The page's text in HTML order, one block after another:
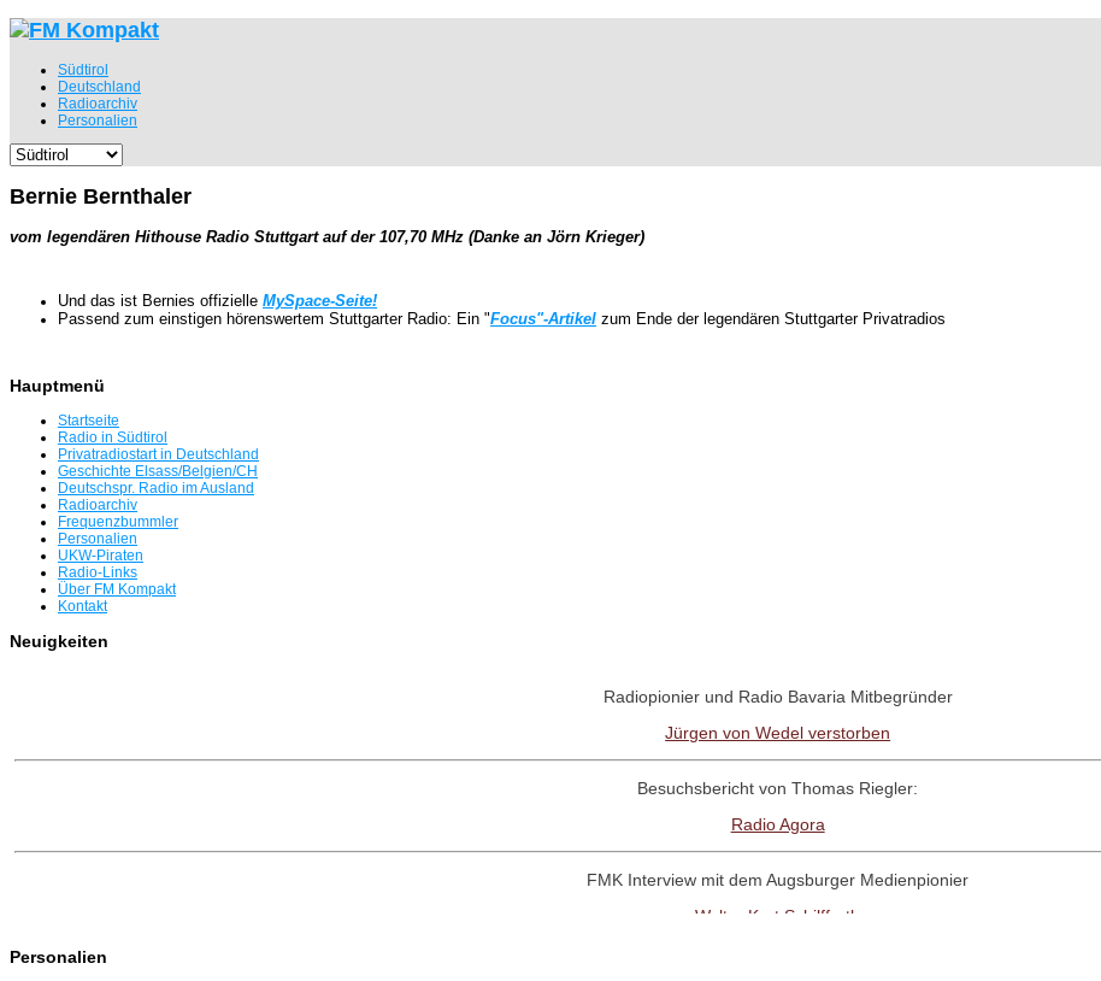
Südtirol
Deutschland
Radioarchiv
Personalien
Bernie Bernthaler
vom legendären Hithouse Radio Stuttgart auf der 107,70 MHz (Danke an Jörn Krieger)
Und das ist Bernies offizielle MySpace-Seite!
Passend zum einstigen hörenswertem Stuttgarter Radio: Ein "Focus"-Artikel zum Ende der legendären Stuttgarter Privatradios
Hauptmenü
Startseite
Radio in Südtirol
Privatradiostart in Deutschland
Geschichte Elsass/Belgien/CH
Deutschspr. Radio im Ausland
Radioarchiv
Frequenzbummler
Personalien
UKW-Piraten
Radio-Links
Über FM Kompakt
Kontakt
Neuigkeiten
Radiopionier und Radio Bavaria Mitbegründer
Jürgen von Wedel verstorben
Besuchsbericht von Thomas Riegler:
Radio Agora
FMK Interview mit dem Augsburger Medienpionier
Walter Kurt Schilffarth
Personalien